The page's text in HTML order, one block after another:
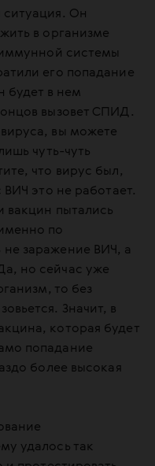
Он
в организме
иммунной системы
его попадание
будет в нем
вызовет СПИД.
вы можете
чуть-чуть
что вирус был,
это не работает.
вакцин пытались
по
заражение ВИЧ, а
но сейчас уже
то без
Значит, в
которая будет
попадание
более высокая
удалось так